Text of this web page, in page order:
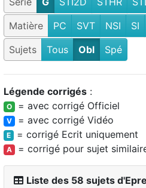
Matière
PC SVT NSI SI
Sujets
Tous Obl Spé
Légende corrigés :
O = avec corrigé Officiel
V = avec corrigé Vidéo
E = corrigé Ecrit uniquement
A = corrigé pour sujet
Liste des 58 sujets